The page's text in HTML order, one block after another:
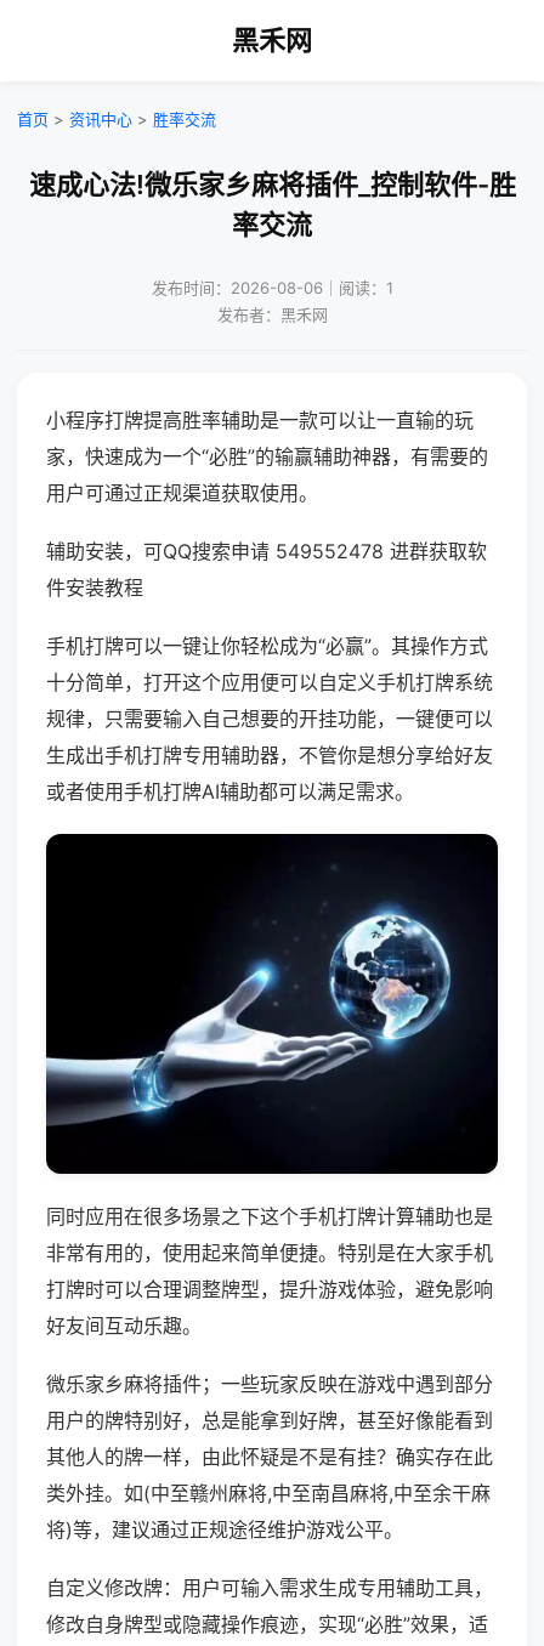
黑禾网
首页 > 资讯中心 > 胜率交流
速成心法!微乐家乡麻将插件_控制软件-胜
率交流
发布时间：2026-08-06｜阅读：1
发布者：黑禾网
小程序打牌提高胜率辅助是一款可以让一直输的玩
家，快速成为一个“必胜”的输赢辅助神器，有需要的
用户可通过正规渠道获取使用。
辅助安装，可QQ搜索申请 549552478 进群获取软
件安装教程
手机打牌可以一键让你轻松成为“必赢”。其操作方式
十分简单，打开这个应用便可以自定义手机打牌系统
规律，只需要输入自己想要的开挂功能，一键便可以
生成出手机打牌专用辅助器，不管你是想分享给好友
或者使用手机打牌AI辅助都可以满足需求。
同时应用在很多场景之下这个手机打牌计算辅助也是
非常有用的，使用起来简单便捷。特别是在大家手机
打牌时可以合理调整牌型，提升游戏体验，避免影响
好友间互动乐趣。
微乐家乡麻将插件；一些玩家反映在游戏中遇到部分
用户的牌特别好，总是能拿到好牌，甚至好像能看到
其他人的牌一样，由此怀疑是不是有挂？确实存在此
类外挂。如(中至赣州麻将,中至南昌麻将,中至余干麻
将)等，建议通过正规途径维护游戏公平。
自定义修改牌：用户可输入需求生成专用辅助工具，
修改自身牌型或隐藏操作痕迹，实现“必胜”效果，适